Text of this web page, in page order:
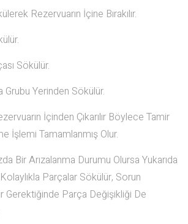
Rezervuarın İçine Bırakılır.
Sökülür.
Grubu Yerinden Sökülür.
İçinden Çıkarılır Böylece Tamir
İşlemi Tamamlanmış Olur.
Bir Arızalanma Durumu Olursa Yukarıda
Parçalar Sökülür, Sorun
Gerektiğinde Parça Değişikliği De